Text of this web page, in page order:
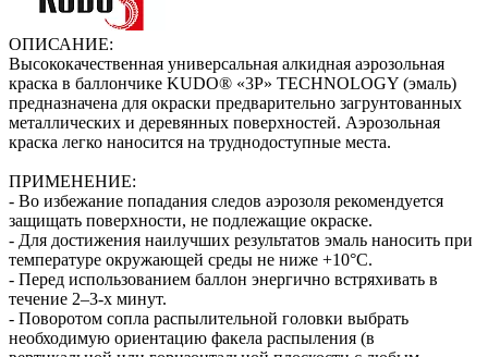
ОПИСАНИЕ:
Высококачественная универсальная алкидная аэрозольная
краска в баллончике KUDO® «3P» TECHNOLOGY (эмаль)
предназначена для окраски предварительно загрунтованных
металлических и деревянных поверхностей. Аэрозольная
краска легко наносится на труднодоступные места.
ПРИМЕНЕНИЕ:
- Во избежание попадания следов аэрозоля рекомендуется
защищать поверхности, не подлежащие окраске.
- Для достижения наилучших результатов эмаль наносить при
температуре окружающей среды не ниже +10°С.
- Перед использованием баллон энергично встряхивать в
течение 2–3-х минут.
- Поворотом сопла распылительной головки выбрать
необходимую ориентацию факела распыления (в